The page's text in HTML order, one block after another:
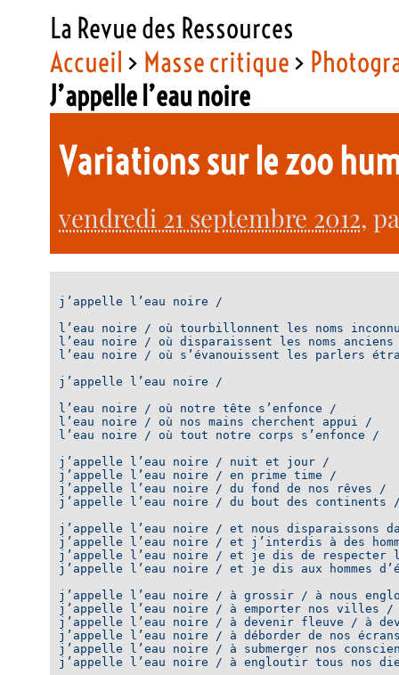
La Revue des Ressources
Accueil > Masse critique>
J’appelle l’eau noire
Variations sur le zoo
vendredi 21 septembre 2012,
j’appelle l’eau noire /
l’eau noire / où tourbillonnent les noms
l’eau noire / où disparaissent les noms
l’eau noire / où s’évanouissent les parlers
j’appelle l’eau noire /
l’eau noire / où notre tête s’enfonce /
l’eau noire / où nos mains cherchent appui /
l’eau noire / où tout notre corps s’enfonce /
j’appelle l’eau noire / nuit et jour /
j’appelle l’eau noire / en prime time /
j’appelle l’eau noire / du fond de nos rêves /
j’appelle l’eau noire / du bout des continents
j’appelle l’eau noire / et nous disparaissons
j’appelle l’eau noire / et j’interdis à des
j’appelle l’eau noire / et je dis de respecter
j’appelle l’eau noire / et je dis aux hommes
j’appelle l’eau noire / à grossir / à nous
j’appelle l’eau noire / à emporter nos villes /
j’appelle l’eau noire / à devenir fleuve / à
j’appelle l’eau noire / à déborder de nos
j’appelle l’eau noire / à submerger nos
j’appelle l’eau noire / à engloutir tous nos